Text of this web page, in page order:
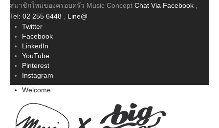
สมาชิกใหม่ของครอบครัว Music Concept Chat Via Facebook
Tel: 02 255 6448
Line@
Twitter
Facebook
LinkedIn
YouTube
Pinterest
Instagram
Welcome